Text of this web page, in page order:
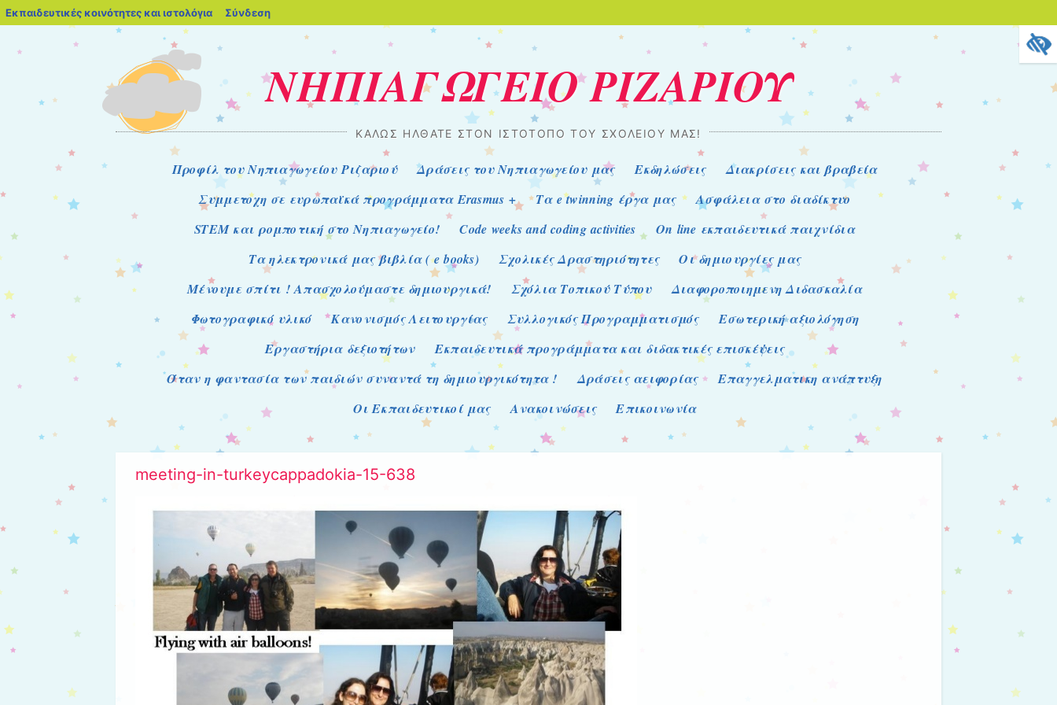
Εκπαιδευτικές κοινότητες και ιστολόγια blogs.sch.gr
Σύνδεση
ΝΗΠΙΑΓΩΓΕΙΟ ΡΙΖΑΡΙΟΥ
ΚΑΛΏΣ ΉΛΘΑΤΕ ΣΤΟΝ ΙΣΤΌΤΟΠΟ ΤΟΥ ΣΧΟΛΕΊΟΥ ΜΑΣ!
Μενού
Μετάβαση στο περιεχόμενο
Προφίλ του Νηπιαγωγείου Ριζαριού Δράσεις του Νηπιαγωγείου μας Εκδηλώσεις
Διακρίσεις και βραβεία
Συμμετοχη σε ευρωπαϊκά προγράμματα Erasmus +
Τα e twinning έργα μας
Ασφάλεια στο διαδίκτυο
STEM και ρομποτική στο Νηπιαγωγείο!
Code weeks and coding activities
On line εκπαιδευτικά παιχνίδια
Τα ηλεκτρονικά μας βιβλία ( e books)
Σχολικές Δραστηριότητες
Οι δημιουργίες μας
Μένουμε σπίτι ! Απασχολούμαστε δημιουργικά!
Σχόλια Τοπικού Τύπου
Διαφοροποιημενη Διδασκαλία
Φωτογραφικό υλικό
Κανονισμός Λειτουργίας Συλλογικός Προγραμματισμός
Εσωτερική αξιολόγηση
Εργαστήρια δεξιοτήτων
Εκπαιδευτικά προγράμματα και διδακτικές επισκέψεις
Όταν η φαντασία των παιδιών συναντά τη δημιουργικότητα !
Δράσεις αειφορίας
Επαγγελματικη ανάπτυξη
Οι Εκπαιδευτικοί μας
Ανακοινώσεις Επικοινωνία
meeting-in-turkeycappadokia-15-638